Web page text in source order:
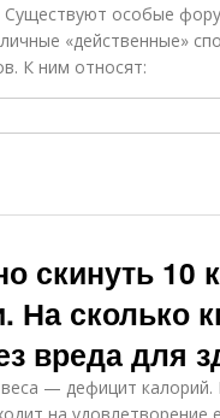
Существуют особые
«действенные»
К ним относят:
скинуть 10
На сколько
вреда для
— дефицит